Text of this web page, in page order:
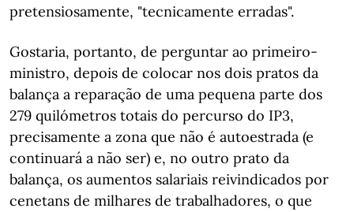
pretensiosamente, "tecnicamente erradas".
Gostaria, portanto, de perguntar ao primeiro-
ministro, depois de colocar nos dois pratos da
balança a reparação de uma pequena parte dos
279 quilómetros totais do percurso do IP3,
precisamente a zona que não é autoestrada (e
continuará a não ser) e, no outro prato da
balança, os aumentos salariais reivindicados por
cenetans de milhares de trabalhadores, o que